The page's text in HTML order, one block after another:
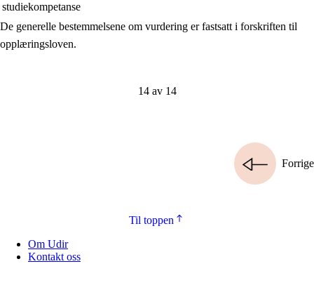
studiekompetanse
De generelle bestemmelsene om vurdering er fastsatt i forskriften til
opplæringsloven.
14 av 14
Forrige
Til toppen
Om Udir
Kontakt oss